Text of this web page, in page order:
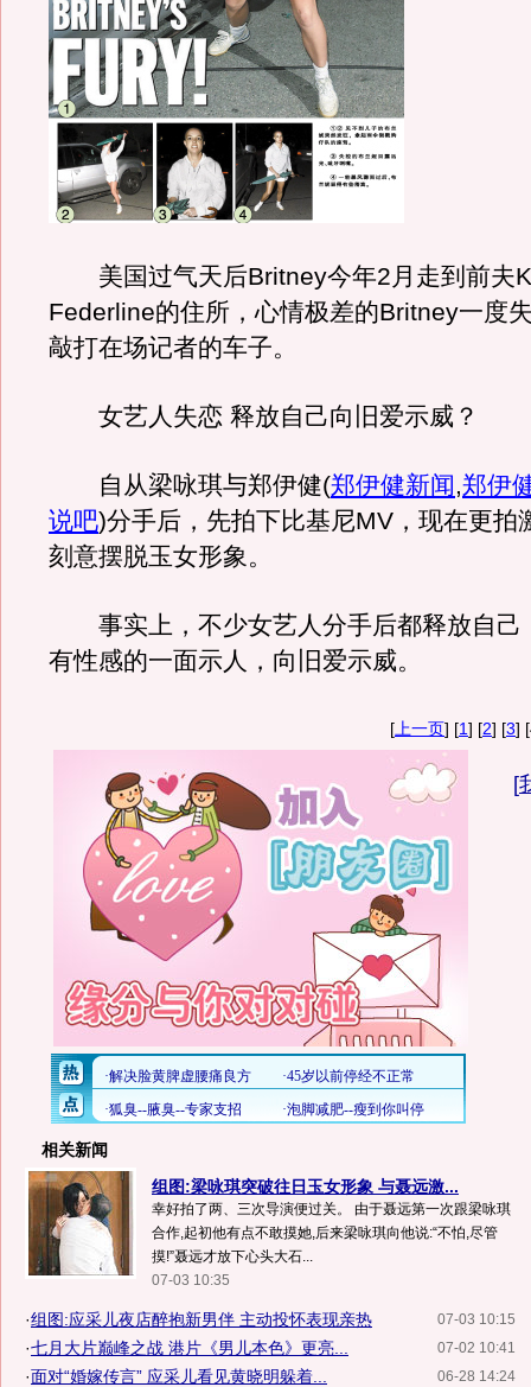
美国过气天后Britney今年2月走到前夫
Federline的住所，心情极差的Britney一度
敲打在场记者的车子。
女艺人失恋 释放自己向旧爱示威？
自从梁咏琪与郑伊健(郑伊健新闻,郑伊
说吧)分手后，先拍下比基尼MV，现在更拍
刻意摆脱玉女形象。
事实上，不少女艺人分手后都释放自己
有性感的一面示人，向旧爱示威。
[ 上一页] [1] [2] [3]
[
相关新闻
组图:梁咏琪突破往日玉女形象 与聂远激...
幸好拍了两、三次导演便过关。 由于聂远第一次跟梁咏琪
合作,起初他有点不敢摸她,后来梁咏琪向他说:“不怕,尽管
摸!”聂远才放下心头大石...
07-03 10:35
07-03 10:15
·组图:应采儿夜店醉抱新男伴 主动投怀表现亲热
07-02 10:41
·七月大片巅峰之战 港片《男儿本色》更亮...
06-28 14:24
·面对“婚嫁传言” 应采儿看见黄晓明躲着...